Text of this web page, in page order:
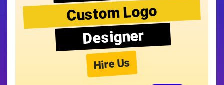
Custom Logo
Designer
Hire Us